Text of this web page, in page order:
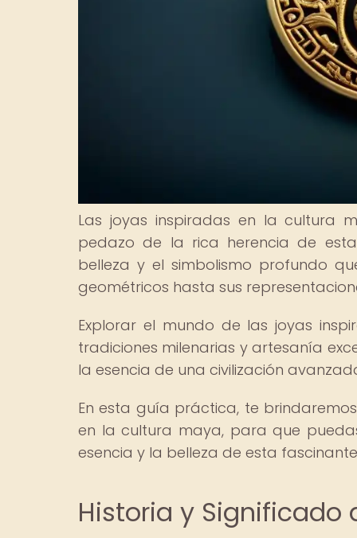
Las joyas inspiradas en la cultura
pedazo de la rica herencia de esta
belleza y el simbolismo profundo
geométricos hasta sus
Explorar el mundo de las joyas
tradiciones milenarias y artesanía
la esencia de una civilización
En esta guía práctica, te
en la cultura maya, para que
esencia y la belleza de esta
Historia y Significado